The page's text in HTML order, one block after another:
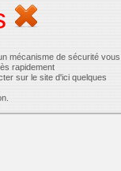
mécanisme de sécurité vous
rapidement
sur le site d'ici quelques